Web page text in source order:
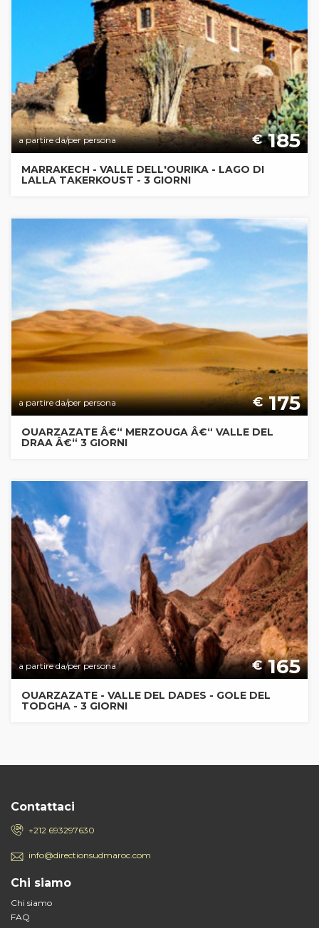
a partire da/per persona € 185
MARRAKECH - VALLE DELL'OURIKA - LAGO DI
LALLA TAKERKOUST - 3 GIORNI
a partire da/per persona € 175
OUARZAZATE Â€“ MERZOUGA Â€“ VALLE DEL
DRAA Â€“ 3 GIORNI
a partire da/per persona € 165
OUARZAZATE - VALLE DEL DADES - GOLE DEL
TODGHA - 3 GIORNI
Contattaci
+212 693297630
info@directionsudmaroc.com
Chi siamo
Chi siamo
FAQ